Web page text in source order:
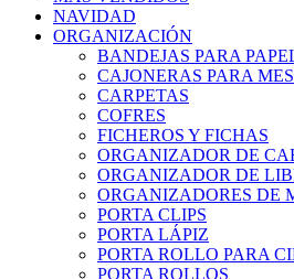
NAVIDAD
ORGANIZACIÓN
BANDEJAS PARA
CAJONERAS PARA
CARPETAS
COFRES
FICHEROS Y FICHAS
ORGANIZADOR DE
ORGANIZADOR DE
ORGANIZADORES DE
PORTA CLIPS
PORTA LÁPIZ
PORTA ROLLO PARA
PORTA ROLLOS